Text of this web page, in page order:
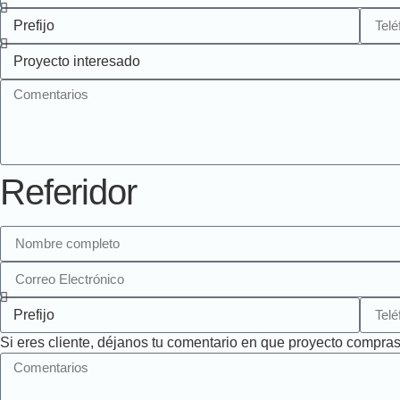
Referidor
Si eres cliente, déjanos tu comentario en que proyecto